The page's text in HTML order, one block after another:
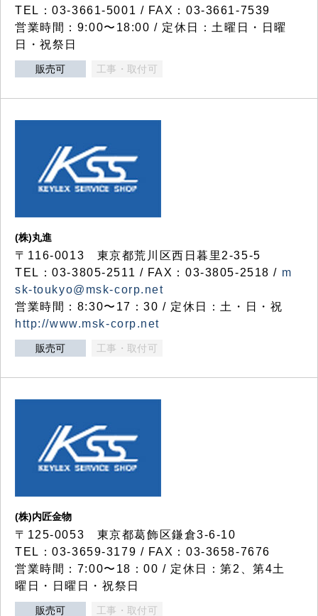
TEL：03-3661-5001 / FAX：03-3661-7539
営業時間：9:00〜18:00 / 定休日：土曜日・日曜
日・祝祭日
販売可 工事・取付可
(株)丸進
〒116-0013 東京都荒川区西日暮里2-35-5
TEL：03-3805-2511 / FAX：03-3805-2518 / m
sk-toukyo@msk-corp.net
営業時間：8:30〜17：30 / 定休日：土・日・祝
http://www.msk-corp.net
販売可 工事・取付可
(株)内匠金物
〒125-0053 東京都葛飾区鎌倉3-6-10
TEL：03-3659-3179 / FAX：03-3658-7676
営業時間：7:00〜18：00 / 定休日：第2、第4土
曜日・日曜日・祝祭日
販売可 工事・取付可